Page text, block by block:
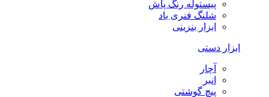
پیستوله رنگ پاش
شلنگ فنری باد
ابزار بنزینی
ابزار دستی
آچار
انبر
پیچ گوشتی